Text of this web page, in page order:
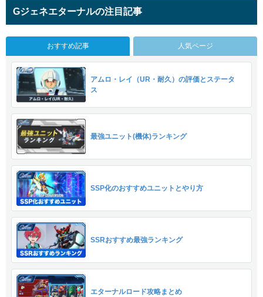
Gジェネエターナルの注目記事
おすすめ記事 人気ページ
アムロ・レイ（UR・耐久）の評価とステータ
ス
最強ユニット(機体)ランキング
SSP化のおすすめユニットとやり方
SSRおすすめ最強ランキング
エターナルロード攻略まとめ